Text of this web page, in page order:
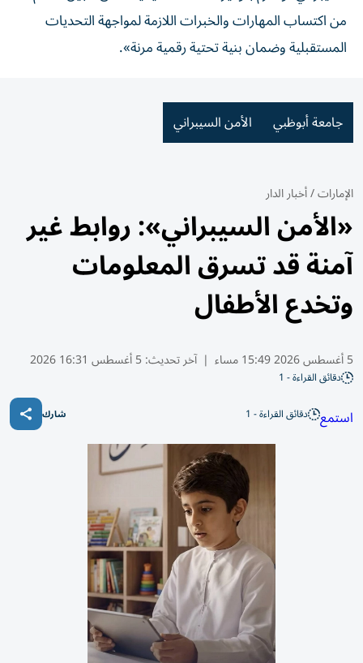
من اكتساب المهارات والخبرات اللازمة لمواجهة التحديات
المستقبلية وضمان بنية تحتية رقمية مرنة».
جامعة أبوظبي الأمن السيبراني
الإمارات/أخبار الدار
«الأمن السيبراني»: روابط غير
آمنة قد تسرق المعلومات
وتخدع الأطفال
5 أغسطس 2026 15:49 مساء | آخر تحديث:5 أغسطس 16:31 2026
دقائق القراءة - 1
استمع دقائق القراءة - 1 شارك